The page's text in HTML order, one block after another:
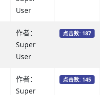
User
作者：
Super
User
点击数: 187
作者：
Super
点击数: 145